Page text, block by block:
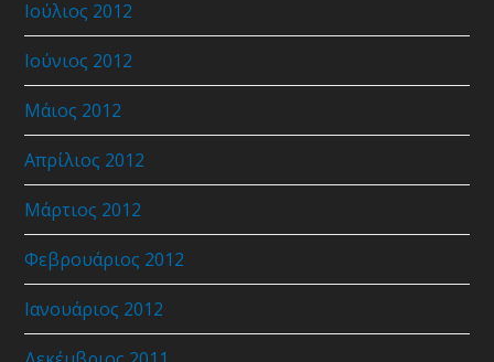
Ιούλιος 2012
Ιούνιος 2012
Μάιος 2012
Απρίλιος 2012
Μάρτιος 2012
Φεβρουάριος 2012
Ιανουάριος 2012